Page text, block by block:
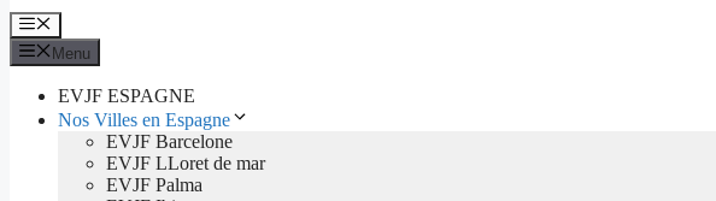
Menu
Menu
EVJF ESPAGNE
Nos Villes en Espagne
EVJF Barcelone
EVJF LLoret de mar
EVJF Palma